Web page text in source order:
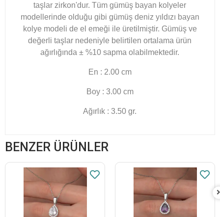
taşlar zirkon'dur. Tüm gümüş bayan kolyeler
modellerinde olduğu gibi gümüş deniz yıldızı bayan
kolye modeli de el emeği ile üretilmiştir. Gümüş ve
değerli taşlar nedeniyle belirtilen ortalama ürün
ağırlığında ± %10 sapma olabilmektedir.
En : 2.00 cm
Boy : 3.00 cm
Ağırlık : 3.50 gr.
BENZER ÜRÜNLER